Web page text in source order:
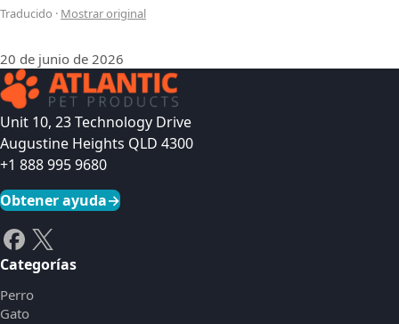
Traducido · Mostrar original
20 de junio de 2026
Unit 10, 23 Technology Drive
Augustine Heights QLD 4300
+1 888 995 9680
Obtener ayuda→
Categorías
Perro
Gato